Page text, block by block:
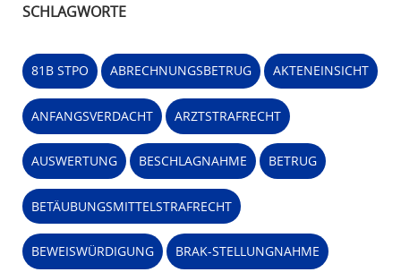
SCHLAGWORTE
81B STPO ABRECHNUNGSBETRUG AKTENEINSICHT
ANFANGSVERDACHT ARZTSTRAFRECHT
AUSWERTUNG BESCHLAGNAHME BETRUG
BETÄUBUNGSMITTELSTRAFRECHT
BEWEISWÜRDIGUNG BRAK-STELLUNGNAHME